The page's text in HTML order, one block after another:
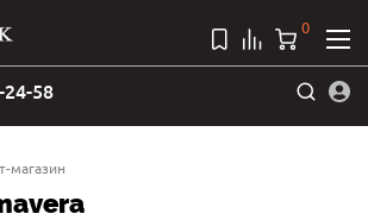
24-58
0
магазин